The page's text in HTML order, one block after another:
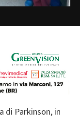
di Parkinson, in